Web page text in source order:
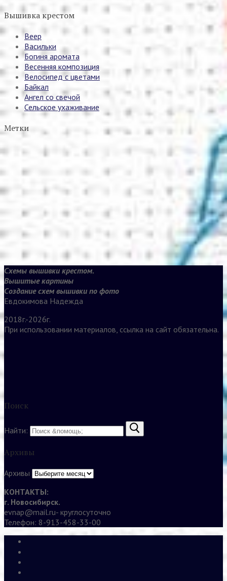
Вышивка крестом
Веер
Васильки
Богиня аромата
Весенняя композиция
Велосипед с цветами
Байкал
Ангел со свечой
Сельское ухаживание
Метки
Схемы вышивки крестом.
Вышитые картины
Создание схем вышивки по фото
Евдокимова Надежда
2018г.-2026г.
При использовании материалов, ссылка на сайт обязательна.
Поиск
Найти:
Архивы
Архивы
КОНТАКТЫ:
г. Новосибирск.
evnap@mail.ru- круглосуточно
Телефон: 8-913-458-33-00